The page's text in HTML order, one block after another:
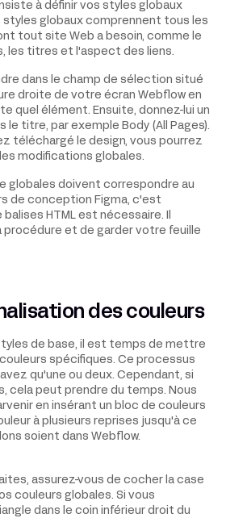
à définir vos styles globaux
styles globaux comprennent tous les
tout site Web a besoin, comme le
les titres et l'aspect des liens.
dans le champ de sélection situé
droite de votre écran Webflow en
quel élément. Ensuite, donnez-lui un
le titre, par exemple Body (All Pages).
téléchargé le design, vous pourrez
modifications globales.
globales doivent correspondre au
de conception Figma, c'est
HTML est nécessaire. Il
procédure et de garder votre feuille
des couleurs
de base, il est temps de mettre
spécifiques. Ce processus
qu'une ou deux. Cependant, si
cela peut prendre du temps. Nous
en insérant un bloc de couleurs
à plusieurs reprises jusqu'à ce
soient dans Webflow.
assurez-vous de cocher la case
couleurs globales. Si vous
dans le coin inférieur droit du